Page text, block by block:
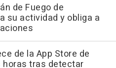
de Fuego de
su actividad y obliga a
de la App Store de
horas tras detectar